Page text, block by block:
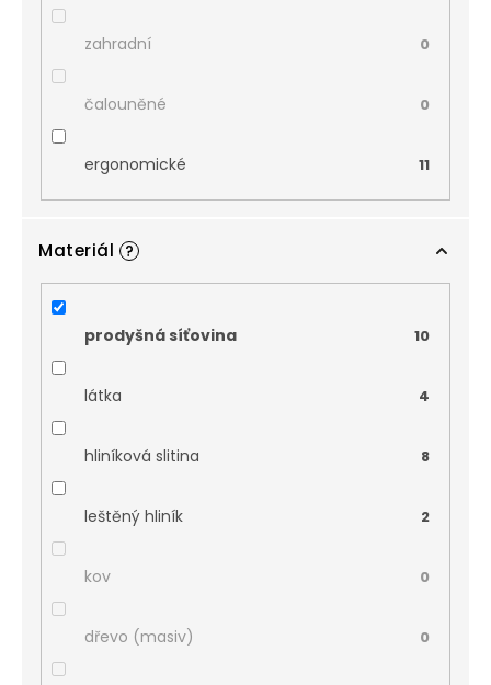
zahradní 0
čalouněné 0
ergonomické 11
Materiál ?
prodyšná síťovina 10
látka 4
hliníková slitina 8
leštěný hliník 2
kov 0
dřevo (masiv) 0